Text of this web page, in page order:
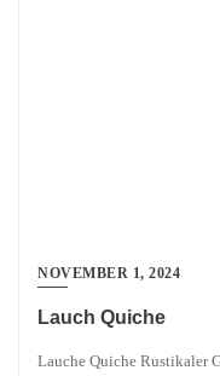
NOVEMBER 1, 2024
Lauch Quiche
Lauche Quiche Rustikaler